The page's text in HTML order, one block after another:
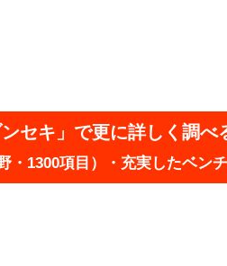
ンセキ」で更に詳しく調べ
・1300項目）・充実したベン